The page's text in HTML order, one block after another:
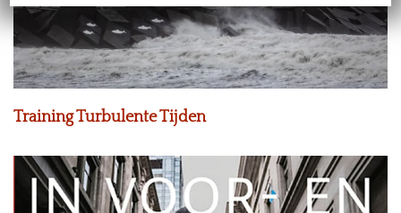
Training Turbulente Tijden